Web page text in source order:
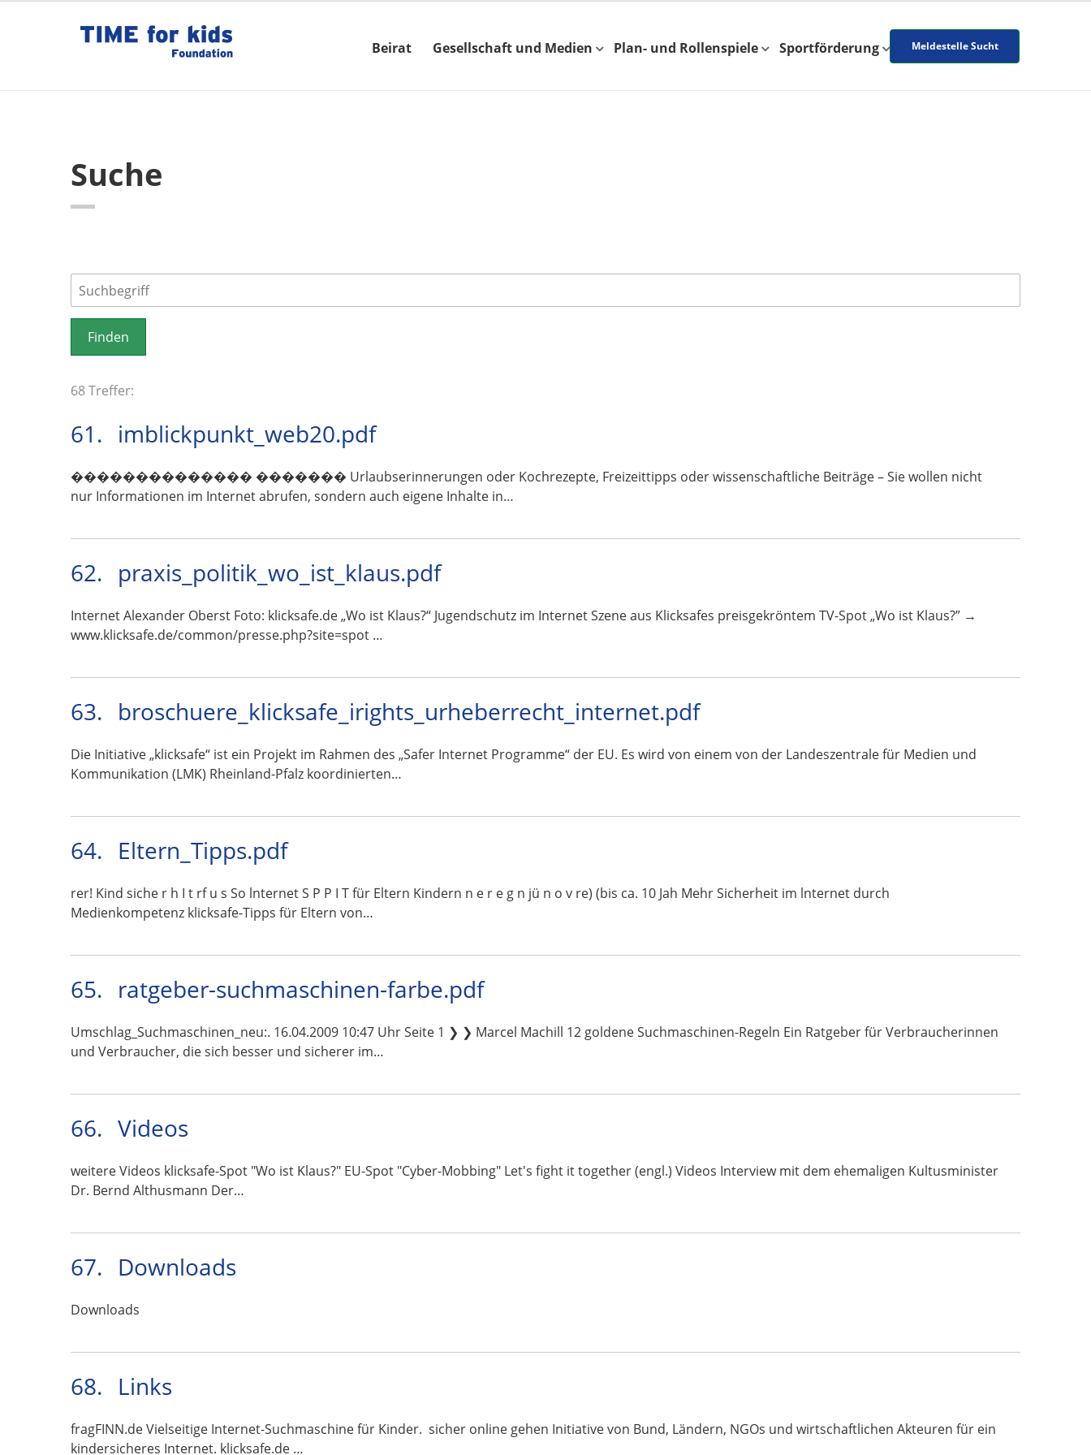
Beirat Gesellschaft und Medien Plan- und Rollenspiele Sportförderung Meldestelle Sucht
Suche
68 Treffer:
61. imblickpunkt_web20.pdf
�������������� ������� Urlaubserinnerungen oder Kochrezepte, Freizeittipps oder wissenschaftliche Beiträge – Sie wollen nicht
nur Informationen im Internet abrufen, sondern auch eigene Inhalte in…
62. praxis_politik_wo_ist_klaus.pdf
Internet Alexander Oberst Foto: klicksafe.de „Wo ist Klaus?“ Jugendschutz im Internet Szene aus Klicksafes preisgekröntem TV-Spot „Wo ist Klaus?” →
www.klicksafe.de/common/presse.php?site=spot …
63. broschuere_klicksafe_irights_urheberrecht_internet.pdf
Die Initiative „klicksafe“ ist ein Projekt im Rahmen des „Safer Internet Programme“ der EU. Es wird von einem von der Landeszentrale für Medien und
Kommunikation (LMK) Rheinland-Pfalz koordinierten…
64. Eltern_Tipps.pdf
rer! Kind siche r h I t rf u s So lnternet S P P I T für Eltern Kindern n e r e g n jü n o v re) (bis ca. 10 Jah Mehr Sicherheit im lnternet durch
Medienkompetenz klicksafe-Tipps für Eltern von…
65. ratgeber-suchmaschinen-farbe.pdf
Umschlag_Suchmaschinen_neu:. 16.04.2009 10:47 Uhr Seite 1 ❯ ❯ Marcel Machill 12 goldene Suchmaschinen-Regeln Ein Ratgeber für Verbraucherinnen
und Verbraucher, die sich besser und sicherer im…
66. Videos
weitere Videos klicksafe-Spot "Wo ist Klaus?" EU-Spot "Cyber-Mobbing" Let's fight it together (engl.) Videos Interview mit dem ehemaligen Kultusminister
Dr. Bernd Althusmann Der…
67. Downloads
Downloads
68. Links
fragFINN.de Vielseitige Internet-Suchmaschine für Kinder. sicher online gehen Initiative von Bund, Ländern, NGOs und wirtschaftlichen Akteuren für ein
kindersicheres Internet. klicksafe.de …